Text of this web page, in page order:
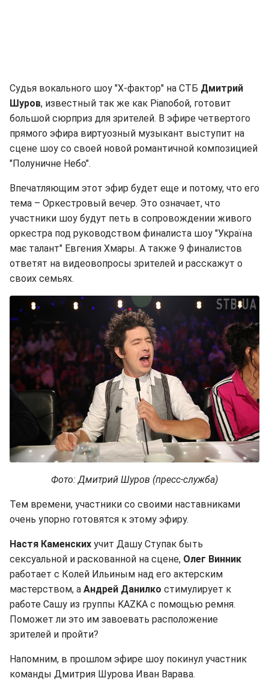
Судья вокального шоу "Х-фактор" на СТБ Дмитрий
Шуров, известный так же как Pianoбой, готовит
большой сюрприз для зрителей. В эфире четвертого
прямого эфира виртуозный музыкант выступит на
сцене шоу со своей новой романтичной композицией
"Полуничне Небо".
Впечатляющим этот эфир будет еще и потому, что его
тема – Оркестровый вечер. Это означает, что
участники шоу будут петь в сопровождении живого
оркестра под руководством финалиста шоу "Україна
має талант" Евгения Хмары. А также 9 финалистов
ответят на видеовопросы зрителей и расскажут о
своих семьях.
Фото: Дмитрий Шуров (пресс-служба)
Тем времени, участники со своими наставниками
очень упорно готовятся к этому эфиру.
Настя Каменских учит Дашу Ступак быть
сексуальной и раскованной на сцене, Олег Винник
работает с Колей Ильиным над его актерским
мастерством, а Андрей Данилко стимулирует к
работе Сашу из группы KAZKA с помощью ремня.
Поможет ли это им завоевать расположение
зрителей и пройти?
Напомним, в прошлом эфире шоу покинул участник
команды Дмитрия Шурова Иван Варава.